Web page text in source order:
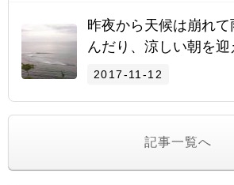
昨夜から天候は崩れ
んだり、涼しい朝を迎
2017-11-12
記事一覧へ